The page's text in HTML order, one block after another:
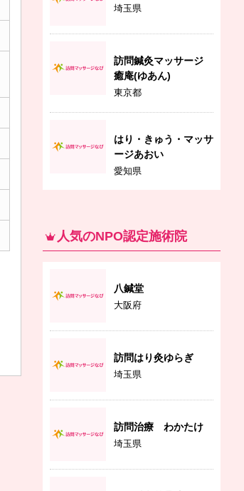
埼玉県
訪問鍼灸マッサージ
癒庵(ゆあん)
東京都
はり・きゅう・マッサ
ージあおい
愛知県
人気のNPO認定施術院
八鍼堂
大阪府
訪問はり灸ゆらぎ
埼玉県
訪問治療 わかたけ
埼玉県